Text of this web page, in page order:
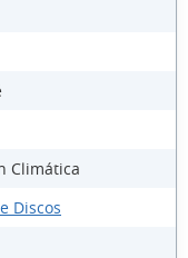
Climática
Discos